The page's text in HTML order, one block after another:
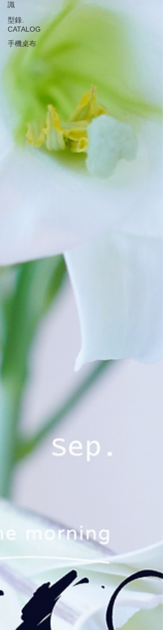
識
型錄.
CATALOG
手機桌布